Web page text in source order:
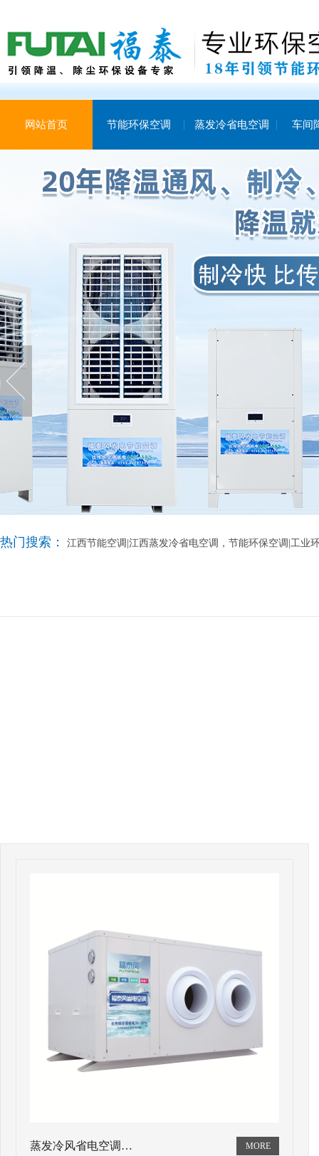
网站首页 节能环保空调 蒸发冷省电空调 车间
热门搜索： 江西节能空调|江西蒸发冷省电空调，节能环保空调|工业
蒸发冷风省电空调…